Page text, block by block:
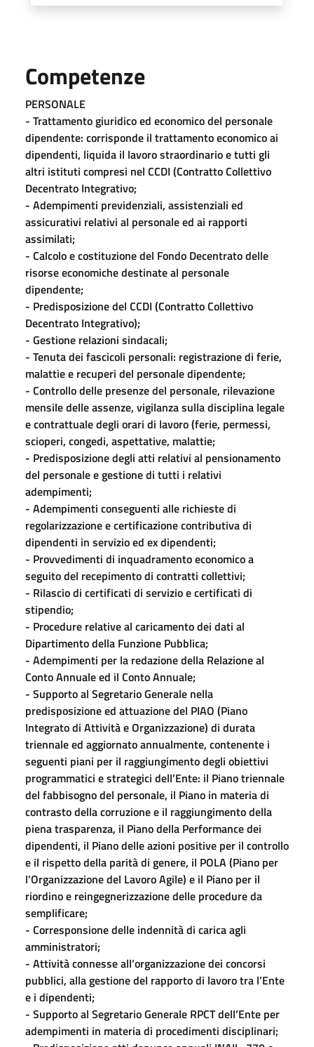
Competenze
PERSONALE
- Trattamento giuridico ed economico del personale
dipendente: corrisponde il trattamento economico ai
dipendenti, liquida il lavoro straordinario e tutti gli
altri istituti compresi nel CCDI (Contratto Collettivo
Decentrato Integrativo;
- Adempimenti previdenziali, assistenziali ed
assicurativi relativi al personale ed ai rapporti
assimilati;
- Calcolo e costituzione del Fondo Decentrato delle
risorse economiche destinate al personale
dipendente;
- Predisposizione del CCDI (Contratto Collettivo
Decentrato Integrativo);
- Gestione relazioni sindacali;
- Tenuta dei fascicoli personali: registrazione di ferie,
malattie e recuperi del personale dipendente;
- Controllo delle presenze del personale, rilevazione
mensile delle assenze, vigilanza sulla disciplina legale
e contrattuale degli orari di lavoro (ferie, permessi,
scioperi, congedi, aspettative, malattie;
- Predisposizione degli atti relativi al pensionamento
del personale e gestione di tutti i relativi
adempimenti;
- Adempimenti conseguenti alle richieste di
regolarizzazione e certificazione contributiva di
dipendenti in servizio ed ex dipendenti;
- Provvedimenti di inquadramento economico a
seguito del recepimento di contratti collettivi;
- Rilascio di certificati di servizio e certificati di
stipendio;
- Procedure relative al caricamento dei dati al
Dipartimento della Funzione Pubblica;
- Adempimenti per la redazione della Relazione al
Conto Annuale ed il Conto Annuale;
- Supporto al Segretario Generale nella
predisposizione ed attuazione del PIAO (Piano
Integrato di Attività e Organizzazione) di durata
triennale ed aggiornato annualmente, contenente i
seguenti piani per il raggiungimento degli obiettivi
programmatici e strategici dell’Ente: il Piano triennale
del fabbisogno del personale, il Piano in materia di
contrasto della corruzione e il raggiungimento della
piena trasparenza, il Piano della Performance dei
dipendenti, il Piano delle azioni positive per il controllo
e il rispetto della parità di genere, il POLA (Piano per
l’Organizzazione del Lavoro Agile) e il Piano per il
riordino e reingegnerizzazione delle procedure da
semplificare;
- Corresponsione delle indennità di carica agli
amministratori;
- Attività connesse all’organizzazione dei concorsi
pubblici, alla gestione del rapporto di lavoro tra l’Ente
e i dipendenti;
- Supporto al Segretario Generale RPCT dell’Ente per
adempimenti in materia di procedimenti disciplinari;